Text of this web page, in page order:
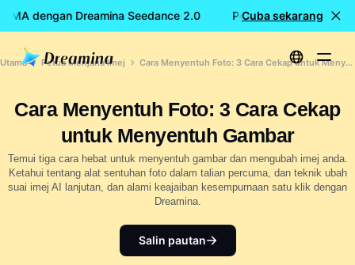
dengan Dreamina Seedance 2.0 Penciptaan video
Cuba sekarang
Utama Petua Menjana Imej Cara Menyentuh Foto: 3 Cara Cekap untuk Menyentuh Gambar
Cara Menyentuh Foto: 3 Cara Cekap
untuk Menyentuh Gambar
Temui tiga cara hebat untuk menyentuh gambar dan mengubah imej anda.
Ketahui tentang alat sentuhan foto dalam talian percuma, dan teknik ubah
suai imej AI lanjutan, dan alami keajaiban kesempurnaan satu klik dengan
Dreamina.
Salin pautan